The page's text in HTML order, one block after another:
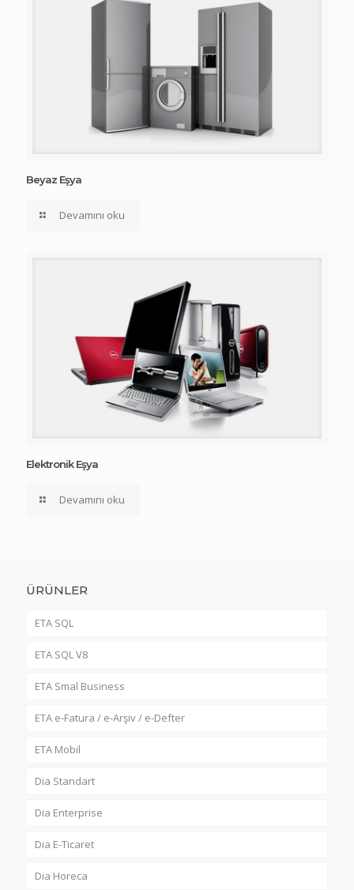
Beyaz Eşya
Devamını oku
Elektronik Eşya
Devamını oku
ÜRÜNLER
ETA SQL
ETA SQL V8
ETA Smal Business
ETA e-Fatura / e-Arşiv / e-Defter
ETA Mobil
Dia Standart
Dia Enterprise
Dia E-Ticaret
Dia Horeca